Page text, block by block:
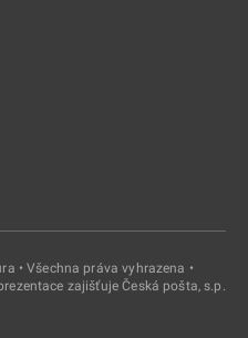
• Všechna práva vyhrazena •
zajišťuje Česká pošta, s.p.